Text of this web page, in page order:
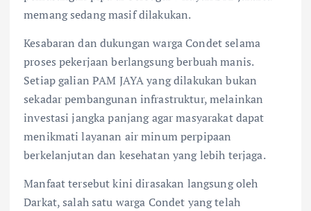
memang sedang masif dilakukan.
Kesabaran dan dukungan warga Condet selama
proses pekerjaan berlangsung berbuah manis.
Setiap galian PAM JAYA yang dilakukan bukan
sekadar pembangunan infrastruktur, melainkan
investasi jangka panjang agar masyarakat dapat
menikmati layanan air minum perpipaan
berkelanjutan dan kesehatan yang lebih terjaga.
Manfaat tersebut kini dirasakan langsung oleh
Darkat, salah satu warga Condet yang telah